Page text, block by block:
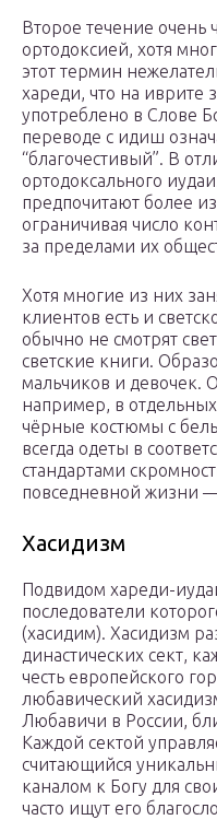
Второе течение очень
ортодоксией, хотя
этот термин
хареди, что на иврите
употреблено в Слове
переводе с идиш
“благочестивый”. В
ортодоксального
предпочитают более
ограничивая число
за пределами их
Хотя многие из них
клиентов есть и
обычно не смотрят
светские книги.
мальчиков и девочек.
например, в
чёрные костюмы с
всегда одеты в
стандартами
повседневной жизни
Хасидизм
Подвидом хареди-
последователи
(хасидим). Хасидизм
династических сект,
честь европейского
любавический
Любавичи в России,
Каждой сектой
считающийся
каналом к Богу для
часто ищут его